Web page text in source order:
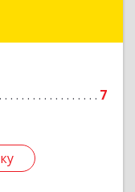
7
Лабытнанги г,